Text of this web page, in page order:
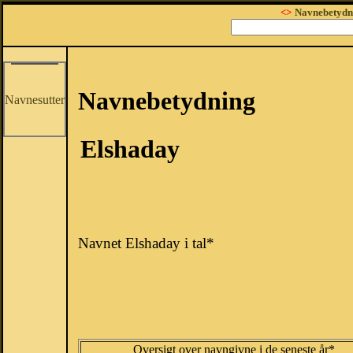
<>
Navnesutter
Navnebetydning
Elshaday
Navnet Elshaday i tal*
Oversigt over navngivne i de seneste år*